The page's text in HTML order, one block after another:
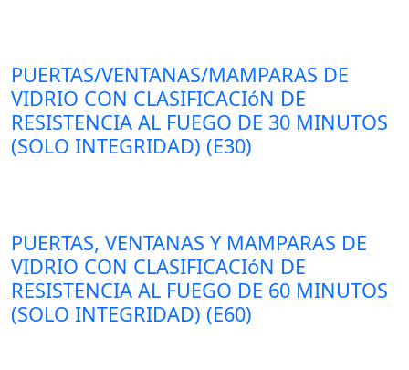
PUERTAS/VENTANAS/MAMPARAS DE
VIDRIO CON CLASIFICACIóN DE
RESISTENCIA AL FUEGO DE 30 MINUTOS
(SOLO INTEGRIDAD) (E30)
PUERTAS, VENTANAS Y MAMPARAS DE
VIDRIO CON CLASIFICACIóN DE
RESISTENCIA AL FUEGO DE 60 MINUTOS
(SOLO INTEGRIDAD) (E60)